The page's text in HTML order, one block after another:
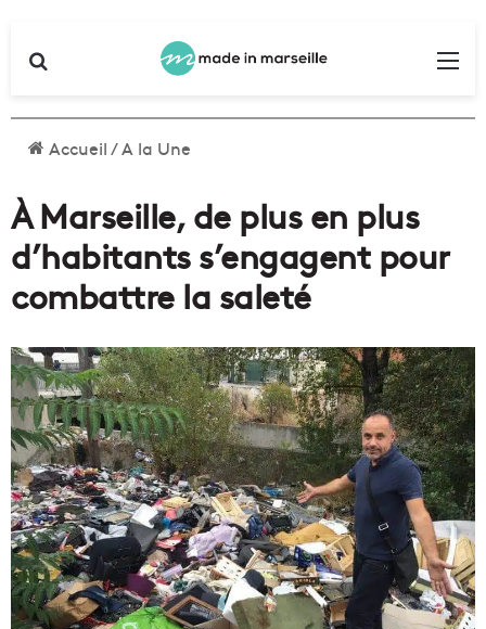
Accueil/A la Une
À Marseille, de plus en plus
d’habitants s’engagent pour
combattre la saleté